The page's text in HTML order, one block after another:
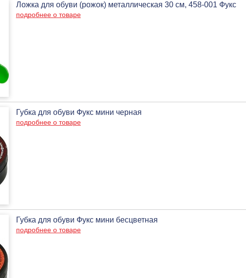
Ложка для обуви (рожок) металлическая 30 см, 458-001 Фукс
подробнее о товаре
Губка для обуви Фукс мини черная
подробнее о товаре
Губка для обуви Фукс мини бесцветная
подробнее о товаре